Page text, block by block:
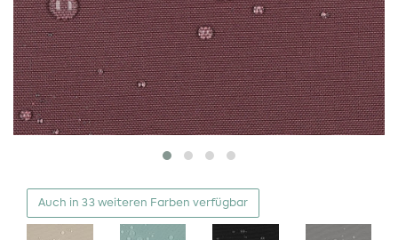
Auch in 33 weiteren Farben verfügbar